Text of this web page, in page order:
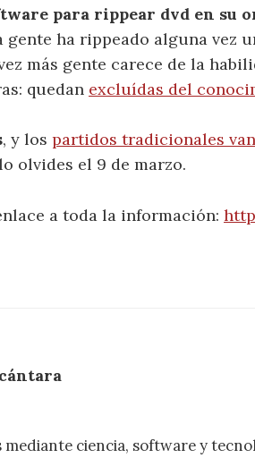
para rippear dvd en su
gente ha rippeado alguna vez
más gente carece de la
quedan excluídas del
, y los partidos tradicionales
olvides el 9 de marzo.
a toda la información:
mediante ciencia, software y